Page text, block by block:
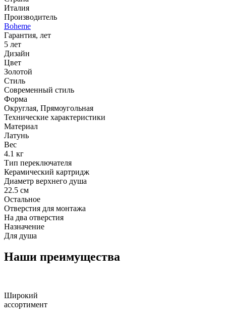
Италия
Производитель
Boheme
Гарантия, лет
5 лет
Дизайн
Цвет
Золотой
Стиль
Современный стиль
Форма
Округлая, Прямоугольная
Технические характеристики
Материал
Латунь
Вес
4.1 кг
Тип переключателя
Керамический картридж
Диаметр верхнего душа
22.5 см
Остальное
Отверстия для монтажа
На два отверстия
Назначение
Для душа
Наши преимущества
Широкий
ассортимент